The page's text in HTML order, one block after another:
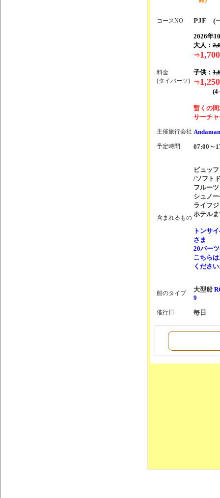
コースNO PJF (
料金
(タイバーツ)
2026年
大人：
⇒1,700
子供：
⇒1,250
(4-
暫くの
サーチ
主催旅行会社
予定時間 07:00～
含まれるもの
ビュッ
/ソフト
フルー
シュノ
ライフ
ホテル
トンサ
さま
20バー
こちら
くださ
船のタイプ 大型船
9
催行日 毎日